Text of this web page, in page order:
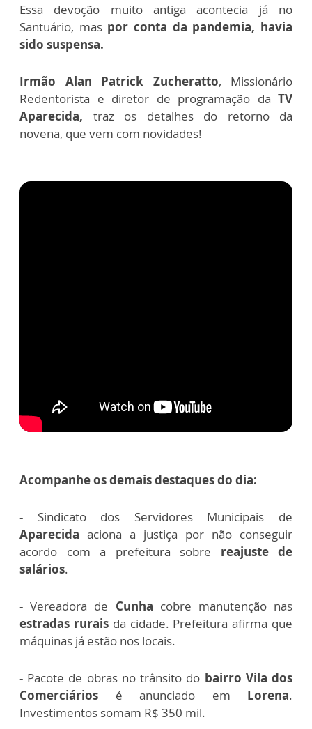
Essa devoção muito antiga acontecia já no
Santuário, mas por conta da pandemia, havia
sido suspensa.
Irmão Alan Patrick Zucheratto, Missionário
Redentorista e diretor de programação da TV
Aparecida, traz os detalhes do retorno da
novena, que vem com novidades!
Acompanhe os demais destaques do dia:
- Sindicato dos Servidores Municipais de
Aparecida aciona a justiça por não conseguir
acordo com a prefeitura sobre reajuste de
salários.
- Vereadora de Cunha cobre manutenção nas
estradas ruraisda cidade. Prefeitura afirma que
máquinas já estão nos locais.
- Pacote de obras no trânsito do bairro Vila dos
Comerciários é anunciado em Lorena.
Investimentos somam R$ 350 mil.